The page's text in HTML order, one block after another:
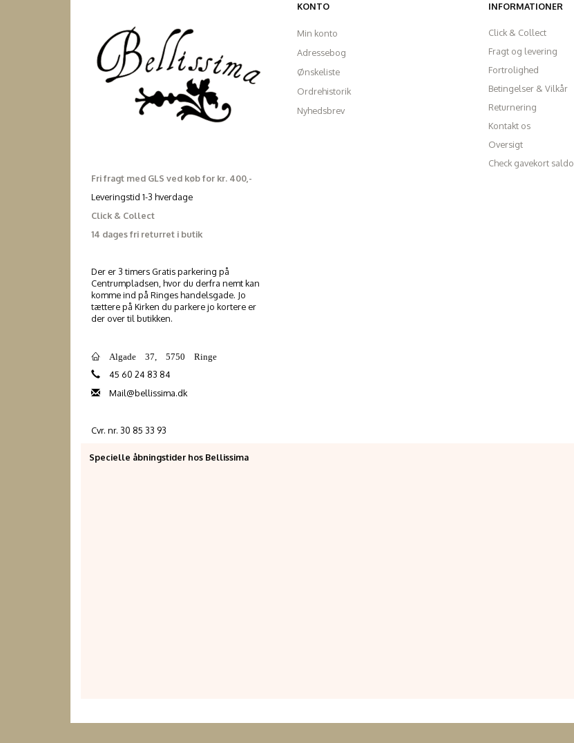
Fri fragt med GLS ved køb for kr. 400,-
Leveringstid 1-3 hverdage
Click & Collect
14 dages fri returret i butik
Der er 3 timers Gratis parkering på
Centrumpladsen, hvor du derfra nemt kan
komme ind på Ringes handelsgade. Jo
tættere på Kirken du parkere jo kortere er
der over til butikken.
Algade 37, 5750 Ringe
45 60 24 83 84
Mail@bellissima.dk
Cvr. nr. 30 85 33 93
KONTO
Min konto
Adressebog
Ønskeliste
Ordrehistorik
Nyhedsbrev
INFORMATIONER
Click & Collect
Fragt og levering
Fortrolighed
Betingelser & Vilkår
Returnering
Kontakt os
Oversigt
Check gavekort saldo
Specielle åbningstider hos Bellissima